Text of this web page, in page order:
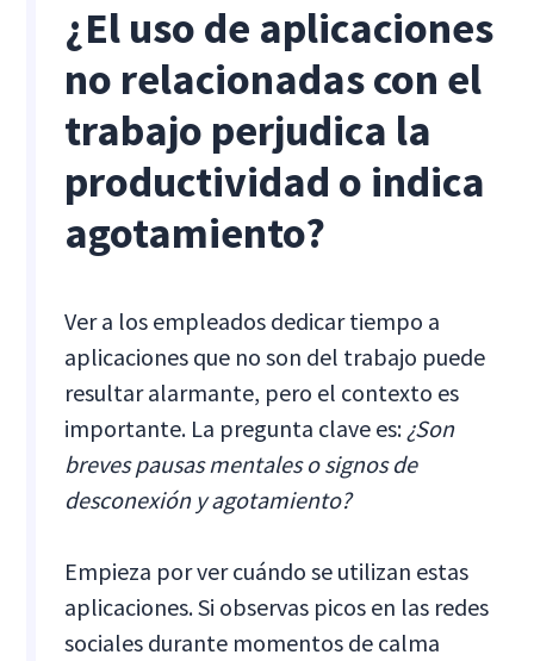
¿El uso de aplicaciones
no relacionadas con el
trabajo perjudica la
productividad o indica
agotamiento?
Ver a los empleados dedicar tiempo a
aplicaciones que no son del trabajo puede
resultar alarmante, pero el contexto es
importante. La pregunta clave es: ¿Son
breves pausas mentales o signos de
desconexión y agotamiento?
Empieza por ver cuándo se utilizan estas
aplicaciones. Si observas picos en las redes
sociales durante momentos de calma